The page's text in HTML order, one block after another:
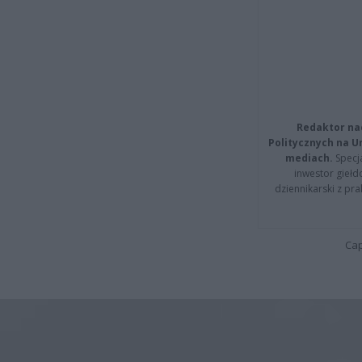
Redaktor
Politycznych na
mediach.
inwestor
dziennikarski z